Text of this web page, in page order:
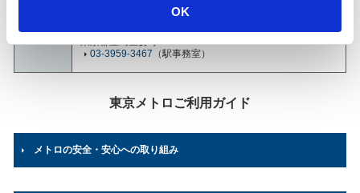
OK
所在地
有楽町線、副都心線
東京都豊島区要町1-1-10
03-3959-3467 （駅事務室）
東京メトロご利用ガイド
メトロの安全・安心への取り組み